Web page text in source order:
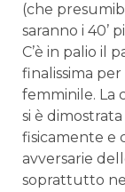
(che
saranno i 40’
C’è in palio il
finalissima
femminile. La
si è
fisicamente e
avversarie
soprattutto